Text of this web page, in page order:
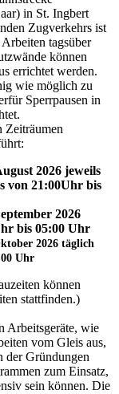
in St. Ingbert
Zugverkehrs ist
tagsüber
können
errichtet werden.
wie möglich zu
Sperrpausen in
Zeiträumen
2026 jeweils
von 21:00Uhr bis
2026
bis 05:00 Uhr
2026 täglich
Uhr
können
stattfinden.)
Arbeitsgeräte, wie
vom Gleis aus,
der Gründungen
zum Einsatz,
sein können. Die